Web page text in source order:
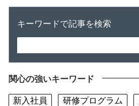
キーワードで記事を検索
関心の強いキーワード
新入社員 研修プログラム